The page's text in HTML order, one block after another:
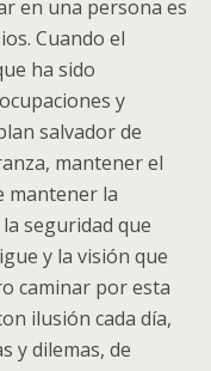
en una persona es
Cuando el
ha sido
y
salvador de
mantener el
mantener la
seguridad que
y la visión que
caminar por esta
ilusión cada día,
y dilemas, de